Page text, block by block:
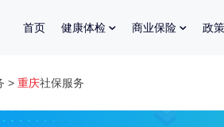
首页 健康体检 商业保险 政
> 重庆社保服务